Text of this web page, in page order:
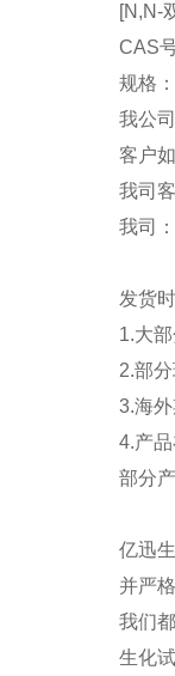
[N,N-
CAS
规格
我公
客户
我司
我司
发货
1.大
2.部
3.海
4.产
部分
亿迅
并严
我们
生化